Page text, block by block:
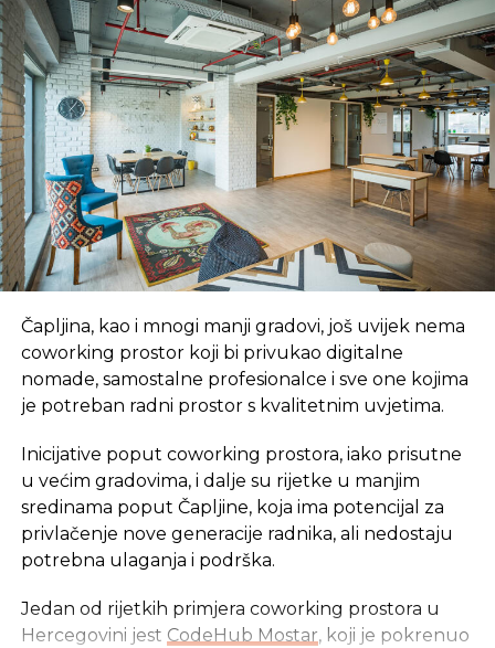
NE PROPUSTITE
Otkupna cijena zavadila voćare i prerađivače
u RS
Čapljina, kao i mnogi manji gradovi, još uvijek nema
coworking prostor koji bi privukao digitalne
nomade, samostalne profesionalce i sve one kojima
je potreban radni prostor s kvalitetnim uvjetima.
Inicijative poput coworking prostora, iako prisutne
u većim gradovima, i dalje su rijetke u manjim
sredinama poput Čapljine, koja ima potencijal za
privlačenje nove generacije radnika, ali nedostaju
potrebna ulaganja i podrška.
Jedan od rijetkih primjera coworking prostora u
Hercegovini jest CodeHub Mostar, koji je pokrenuo